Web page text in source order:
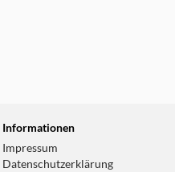
Informationen
Impressum
Datenschutzerklärung